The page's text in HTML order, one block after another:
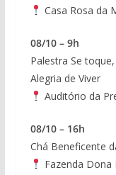
Casa Rosa da
08/10 – 9h
Palestra Se
Alegria de Viver
Auditório da
08/10 – 16h
Chá Beneficente
Fazenda Dona